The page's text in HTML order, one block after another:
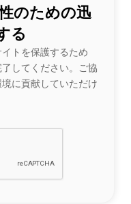
のための迅
る
トを保護するため
してください。ご協
に貢献していただけ